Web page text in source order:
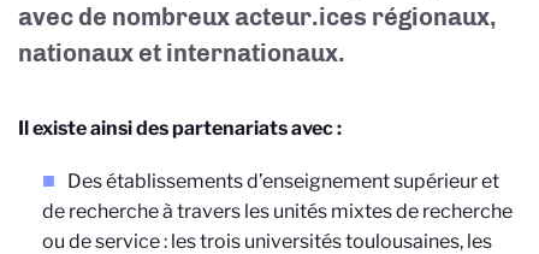
avec de nombreux acteur.ices régionaux,
nationaux et internationaux.
Il existe ainsi des partenariats avec :
Des établissements d’enseignement supérieur et
de recherche à travers les unités mixtes de recherche
ou de service : les trois universités toulousaines, les